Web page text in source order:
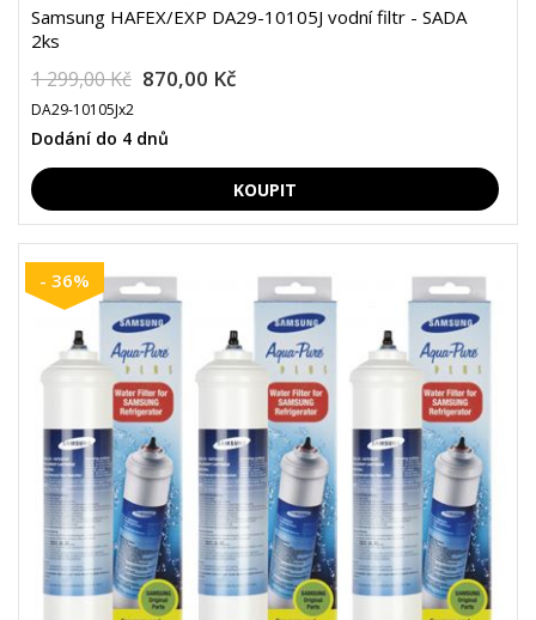
Samsung HAFEX/EXP DA29-10105J vodní filtr - SADA
2ks
1 299,00 Kč 870,00 Kč
DA29-10105Jx2
Dodání do 4 dnů
- 36%